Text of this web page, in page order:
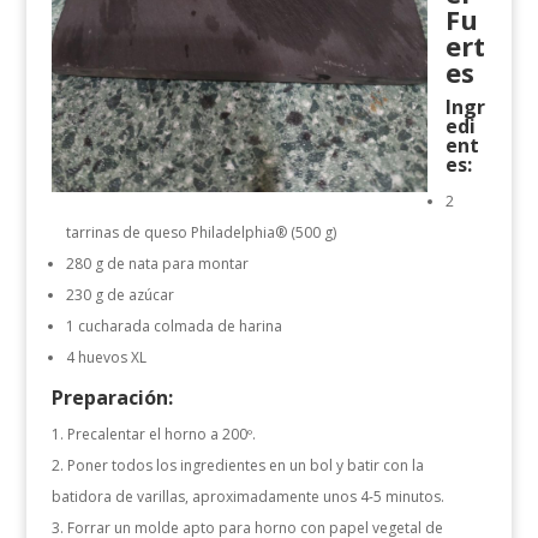
Fu
ert
es
Ingr
edi
ent
es:
2
tarrinas de queso Philadelphia® (500 g)
280 g de nata para montar
230 g de azúcar
1 cucharada colmada de harina
4 huevos XL
Preparación:
Precalentar el horno a 200º.
Poner todos los ingredientes en un bol y batir con la
batidora de varillas, aproximadamente unos 4-5 minutos.
Forrar un molde apto para horno con papel vegetal de